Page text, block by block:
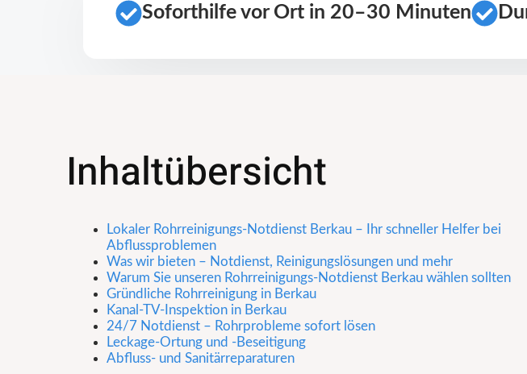
Soforthilfe vor Ort in 20–30 Minuten
Inhaltübersicht
Lokaler Rohrreinigungs-Notdienst Berkau – Ihr schneller Helfer bei
Abflussproblemen
Was wir bieten – Notdienst, Reinigungslösungen und mehr
Warum Sie unseren Rohrreinigungs-Notdienst Berkau wählen sollten
Gründliche Rohrreinigung in Berkau
Kanal-TV-Inspektion in Berkau
24/7 Notdienst – Rohrprobleme sofort lösen
Leckage-Ortung und -Beseitigung
Abfluss- und Sanitärreparaturen